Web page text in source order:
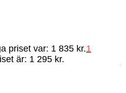
priset var: 1 835 kr.1
är: 1 295 kr.